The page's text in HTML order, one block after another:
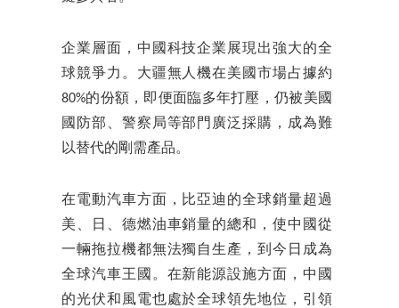
企業層面，中國科技企業展現出強大的全
球競爭力。大疆無人機在美國市場占據約
80%的份額，即便面臨多年打壓，仍被美國
國防部、警察局等部門廣泛採購，成為難
以替代的剛需產品。
在電動汽車方面，比亞迪的全球銷量超過
美、日、德燃油車銷量的總和，使中國從
一輛拖拉機都無法獨自生產，到今日成為
全球汽車王國。在新能源設施方面，中國
的光伏和風電也處於全球領先地位，引領